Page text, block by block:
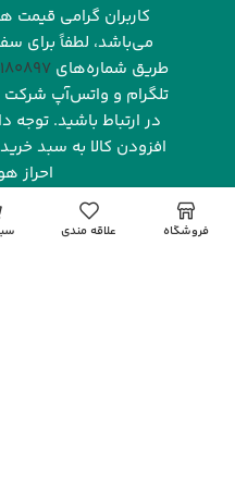
کاربران گرامی قیمت
می‌باشد، لطفاً برای
طریق شماره‌های‌
تلگرام و واتس‌آپ شرکت
در ارتباط باشید. توجه
افزودن کالا به سبد
احراز
شرکت رهاورد سرزمین البرز
تخصصی در صنعت فناوری
و معتبر در بازار دیجیتال
فروشگاه علاقه مندی